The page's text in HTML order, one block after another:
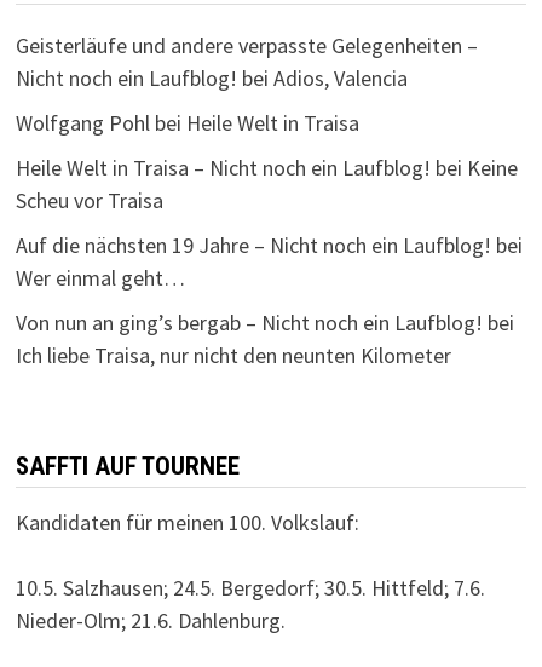
Geisterläufe und andere verpasste Gelegenheiten –
Nicht noch ein Laufblog! bei Adios, Valencia
Wolfgang Pohlbei Heile Welt in Traisa
Heile Welt in Traisa – Nicht noch ein Laufblog! bei Keine
Scheu vor Traisa
Auf die nächsten 19 Jahre – Nicht noch ein Laufblog! bei
Wer einmal geht…
Von nun an ging’s bergab – Nicht noch ein Laufblog! bei
Ich liebe Traisa, nur nicht den neunten Kilometer
SAFFTI AUF TOURNEE
Kandidaten für meinen 100. Volkslauf:
10.5. Salzhausen; 24.5. Bergedorf; 30.5. Hittfeld; 7.6.
Nieder-Olm; 21.6. Dahlenburg.